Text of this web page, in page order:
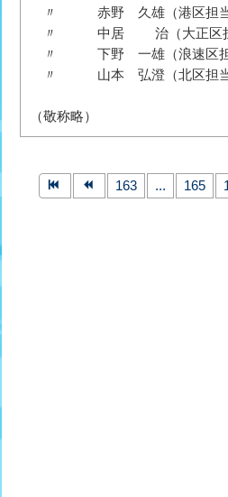
〃 赤野 久雄（港区担当
〃 中居 治（大正区担
〃 下野 一雄（浪速区担
〃 山本 弘澄（北区担当
（敬称略）
163
... 165